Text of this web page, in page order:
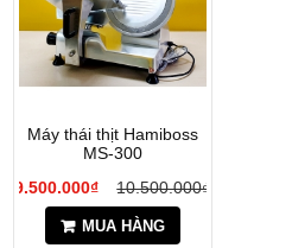
Máy thái thịt Hamiboss
MS-300
9.500.000₫
10.500.000₫
MUA HÀNG